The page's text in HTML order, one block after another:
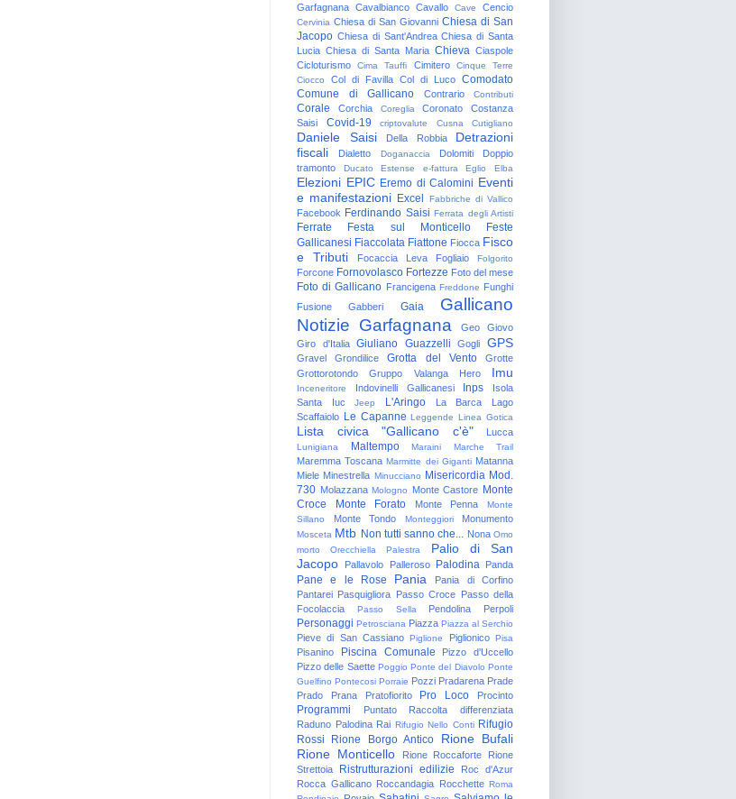
Garfagnana Cavalbianco Cavallo Cave Cencio
Cervinia Chiesa di San Giovanni Chiesa di San
Jacopo Chiesa di Sant'Andrea Chiesa di Santa
Lucia Chiesa di Santa Maria Chieva Ciaspole
Cicloturismo
Cima Tauffi Cimitero
Cinque Terre
Ciocco
Col di Favilla Col di Luco Comodato
Comune di Gallicano
Contrario Contributi
Corale Corchia Coreglia Coronato
Costanza
Saisi
Covid-19 criptovalute Cusna Cutigliano
Daniele Saisi Della Robbia
Detrazioni
fiscali
Dialetto Doganaccia Dolomiti
Doppio
tramonto
Ducato Estense e-fattura Eglio Elba
Elezioni EPIC Eremo di Calomini Eventi
e manifestazioni Excel Fabbriche di Vallico
Facebook Ferdinando Saisi Ferrata degli Artisti
Ferrate Festa sul Monticello
Feste
Gallicanesi Fiaccolata Fiattone Fiocca Fisco
e Tributi
Focaccia Leva Fogliaio Folgorito
Forcone Fornovolasco Fortezze Foto del mese
Foto di Gallicano Francigena Freddone Funghi
Fusione
Gabberi Gaia
Gallicano
Notizie Garfagnana Geo
Giovo
Giro d'Italia
Giuliano Guazzelli Gogli GPS
Gravel Grondilice Grotta del Vento
Grotte
Grottorotondo
Gruppo Valanga Hero Imu
Inceneritore Indovinelli Gallicanesi Inps
Isola
Santa
Iuc Jeep L'Aringo La Barca
Lago
Scaffaiolo Le Capanne Leggende Linea Gotica
Lista civica "Gallicano c'è" Lucca
Lunigiana Maltempo Maraini Marche Trail
Maremma Toscana Marmitte dei Giganti Matanna
Miele Minestrella Minucciano Misericordia Mod.
730 Molazzana Mologno Monte Castore Monte
Croce
Monte Forato Monte Penna
Monte
Sillano
Monte Tondo Monteggiori Monumento
Mosceta Mtb Non tutti sanno che... Nona Omo
morto
Orecchiella Palestra
Palio di San
Jacopo
Pallavolo Palleroso Palodina Panda
Pane e le Rose Pania
Pania di Corfino
Pantarei Pasquigliora Passo Croce Passo della
Focolaccia
Passo Sella Pendolina Perpoli
Personaggi Petrosciana Piazza Piazza al Serchio
Pieve di San Cassiano Piglione Piglionico Pisa
Pisanino Piscina Comunale
Pizzo d'Uccello
Pizzo delle Saette Poggio Ponte del Diavolo Ponte
Guelfino Pontecosi Porraie Pozzi Pradarena Prade
Prado
Prana Pratofiorito Pro Loco Procinto
Programmi Puntato
Raccolta differenziata
Raduno Palodina Rai Rifugio Nello Conti Rifugio
Rossi
Rione Borgo Antico
Rione Bufali
Rione Monticello
Rione Roccaforte
Rione
Strettoia
Ristrutturazioni edilizie
Roc d'Azur
Rocca Gallicano Roccandagia Rocchette Roma